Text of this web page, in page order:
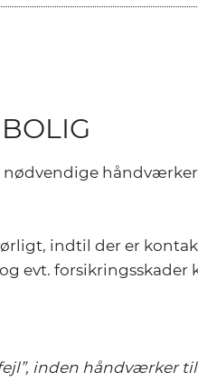
indtil der er
evt.
inden håndværker